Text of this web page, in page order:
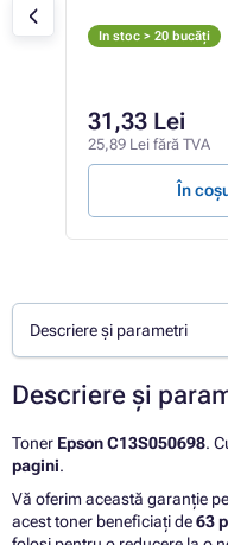
In stoc > 20 bucăți
31,33 Lei
25,89 Lei fără TVA
În
Descriere și parametri
Descriere și
Toner Epson C13S050698.
pagini.
Vă oferim această garanție
acest toner beneficiați de63